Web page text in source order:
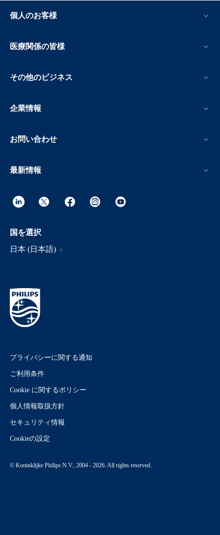
個人のお客様
医療関係の皆様
その他のビジネス
企業情報
お問い合わせ
最新情報
国を選択
日本 (日本語)
プライバシーに関する通知
ご利用条件
Cookie に関するポリシー
個人情報取扱方針
セキュリティ情報
Cookieの設定
© Koninklijke Philips N.V., 2004 - 2026. All rights reserved.